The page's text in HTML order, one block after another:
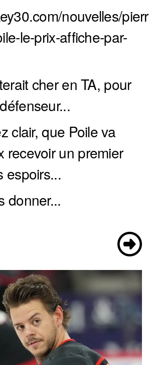
nouvelles/
le-prix-affiche-par-
cher en TA, pour
clair, que Poile va
recevoir un premier
espoirs...
donner...